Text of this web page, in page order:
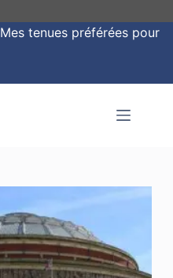
Mes tenues préférées pour